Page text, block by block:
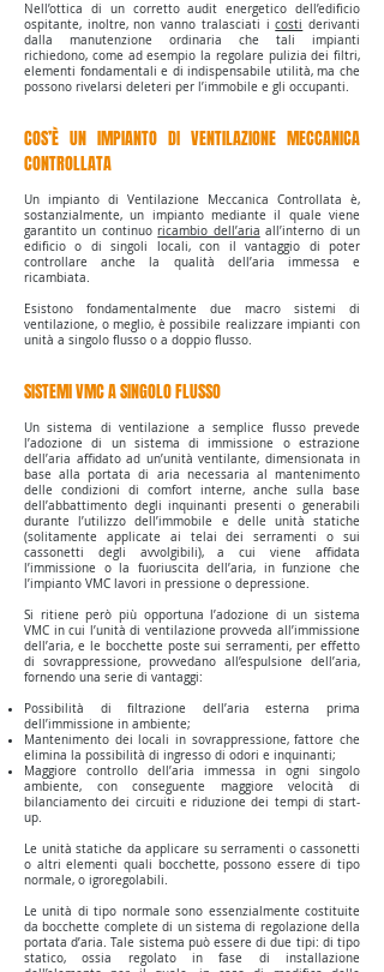
Nell’ottica di un corretto audit energetico dell’edificio
ospitante, inoltre, non vanno tralasciati icosti derivanti
dalla manutenzione ordinaria che tali impianti
richiedono, come ad esempio la regolare pulizia dei filtri,
elementi fondamentali e di indispensabile utilità, ma che
possono rivelarsi deleteri per l’immobile e gli occupanti.
COS’È UN IMPIANTO DI VENTILAZIONE MECCANICA
CONTROLLATA
Un impianto di Ventilazione Meccanica Controllata è,
sostanzialmente, un impianto mediante il quale viene
garantito un continuoricambio dell’aria all’interno di un
edificio o di singoli locali, con il vantaggio di poter
controllare anche la qualità dell’aria immessa e
ricambiata.
Esistono fondamentalmente due macro sistemi di
ventilazione, o meglio, è possibile realizzare impianti con
unità a singolo flusso o a doppio flusso.
SISTEMI VMC A SINGOLO FLUSSO
Un sistema di ventilazione a semplice flusso prevede
l’adozione di un sistema di immissione o estrazione
dell’aria affidato ad un’unità ventilante, dimensionata in
base alla portata di aria necessaria al mantenimento
delle condizioni di comfort interne, anche sulla base
dell’abbattimento degli inquinanti presenti o generabili
durante l’utilizzo dell’immobile e delle unità statiche
(solitamente applicate ai telai dei serramenti o sui
cassonetti degli avvolgibili), a cui viene affidata
l’immissione o la fuoriuscita dell’aria, in funzione che
l’impianto VMC lavori in pressione o depressione.
Si ritiene però più opportuna l’adozione di un sistema
VMC in cui l’unità di ventilazione provveda all’immissione
dell’aria, e le bocchette poste sui serramenti, per effetto
di sovrappressione, provvedano all’espulsione dell’aria,
fornendo una serie di vantaggi:
Possibilità di filtrazione dell’aria esterna prima
dell’immissione in ambiente;
Mantenimento dei locali in sovrappressione, fattore che
elimina la possibilità di ingresso di odori e inquinanti;
Maggiore controllo dell’aria immessa in ogni singolo
ambiente, con conseguente maggiore velocità di
bilanciamento dei circuiti e riduzione dei tempi di start-
up.
Le unità statiche da applicare su serramenti o cassonetti
o altri elementi quali bocchette, possono essere di tipo
normale, o igroregolabili.
Le unità di tipo normale sono essenzialmente costituite
da bocchette complete di un sistema di regolazione della
portata d’aria. Tale sistema può essere di due tipi: di tipo
statico, ossia regolato in fase di installazione